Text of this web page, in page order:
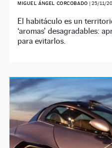
MIGUEL ÁNGEL CORCOBADO |25/11/
El habitáculo es un
‘aromas’ desagradables:
para evitarlos.